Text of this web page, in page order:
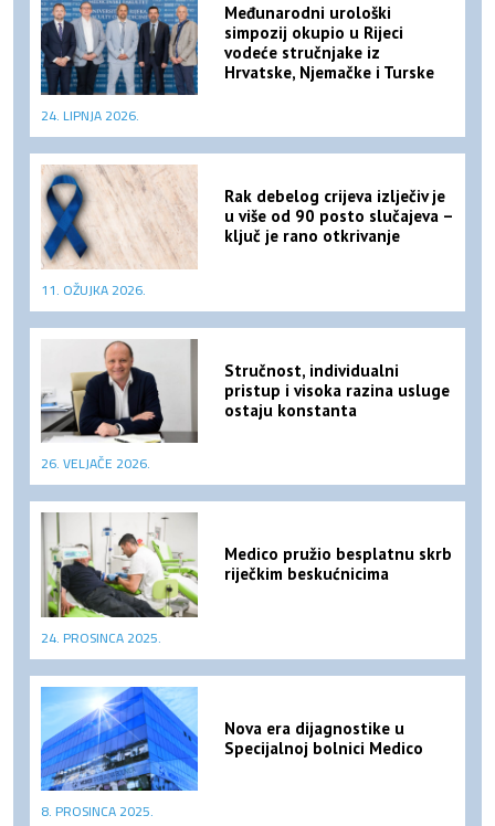
Međunarodni urološki
simpozij okupio u Rijeci
vodeće stručnjake iz
Hrvatske, Njemačke i Turske
24. LIPNJA 2026.
Rak debelog crijeva izlječiv je
u više od 90 posto slučajeva –
ključ je rano otkrivanje
11. OŽUJKA 2026.
Stručnost, individualni
pristup i visoka razina usluge
ostaju konstanta
26. VELJAČE 2026.
Medico pružio besplatnu skrb
riječkim beskućnicima
24. PROSINCA 2025.
Nova era dijagnostike u
Specijalnoj bolnici Medico
8. PROSINCA 2025.